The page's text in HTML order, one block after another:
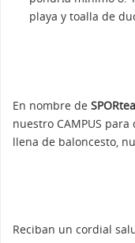
playa y toalla de
En nombre de
nuestro CAMPUS
llena de baloncesto,
Reciban un cordial